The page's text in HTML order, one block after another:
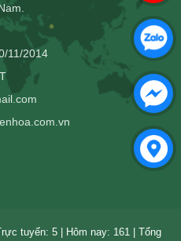
11/2014
tuyến: 5 | Hôm nay: 161 | Tổng